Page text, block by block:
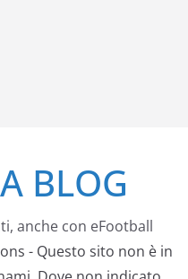
BLOG
anche con eFootball
- Questo sito non è in